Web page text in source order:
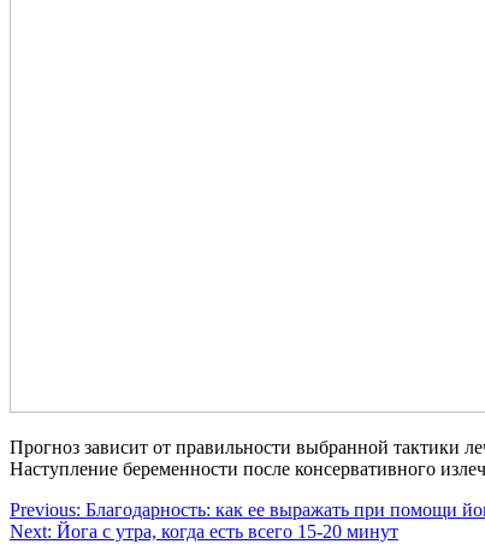
Прогноз зависит от правильности выбранной тактики
Наступление беременности после консервативного
Навигация
Previous: Благодарность: как ее выражать при помощи
Next: Йога с утра, когда есть всего 15-20 минут